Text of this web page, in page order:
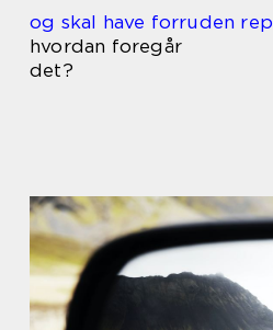
og skal have forruden
hvordan foregår
det?